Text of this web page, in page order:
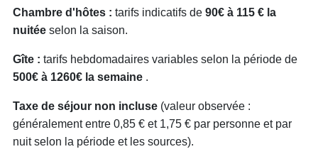
Chambre d'hôtes : tarifs indicatifs de 90€ à 115 € la
nuitéeselon la saison.
Gîte : tarifs hebdomadaires variables selon la période de
500€ à 1260€ la semaine.
Taxe de séjour non incluse(valeur observée :
généralement entre 0,85 € et 1,75 € par personne et par
nuit selon la période et les sources).